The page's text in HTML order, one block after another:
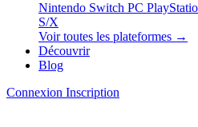
Nintendo Switch PC
S/X
Voir toutes les plateformes →
Découvrir
Blog
Connexion Inscription